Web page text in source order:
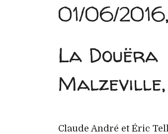
01/06/
La Douëra
Claude André et Éric